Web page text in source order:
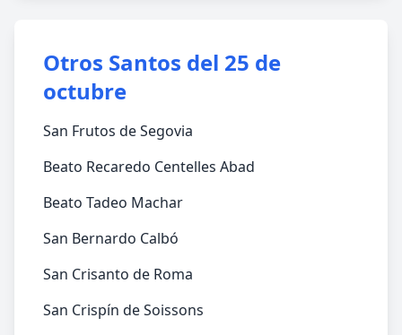
Otros Santos del 25 de
octubre
San Frutos de Segovia
Beato Recaredo Centelles Abad
Beato Tadeo Machar
San Bernardo Calbó
San Crisanto de Roma
San Crispín de Soissons